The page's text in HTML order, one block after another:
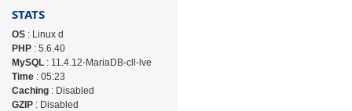
STATS
OS: Linux d
PHP: 5.6.40
MySQL: 11.4.12-MariaDB-cll-lve
Time: 05:23
Caching: Disabled
GZIP: Disabled